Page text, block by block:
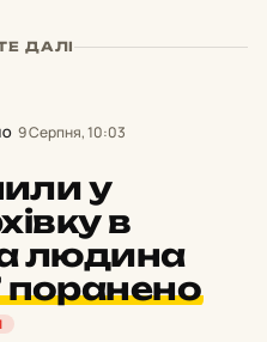
ДАЛІ
9 Серпня, 10:03
у
в
людина
поранено